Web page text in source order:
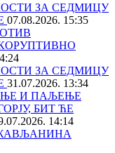
ЗА СЕДМИЦУ
07.08.2026. 15:35
ЗА СЕДМИЦУ
31.07.2026. 13:34
И ПАЉЕЊЕ
БИТ ЋЕ
14:14